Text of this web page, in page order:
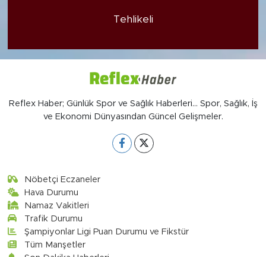
Tehlikeli
Reflex Haber; Günlük Spor ve Sağlık Haberleri... Spor, Sağlık, İş
ve Ekonomi Dünyasından Güncel Gelişmeler.
Nöbetçi Eczaneler
Hava Durumu
Namaz Vakitleri
Trafik Durumu
Şampiyonlar Ligi Puan Durumu ve Fikstür
Tüm Manşetler